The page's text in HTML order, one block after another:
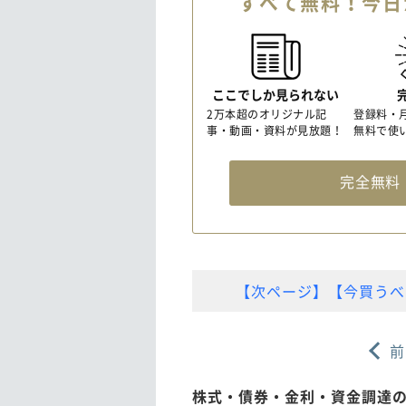
ここでしか見られない
2万本超のオリジナル記
事・動画・資料が見放題！
登録料・
無料で使
完全無
【次ページ】【今買う
株式・債券・金利・資金調達